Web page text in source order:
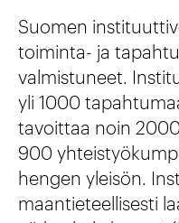
a
t
e
g
i
a
n
i
n
s
t
i
t
s
s
u
o
m
e
Suomen
toiminta- ja
valmistuneet.
yli 1000
tavoittaa noin
900
hengen yleisön.
maantieteellisesti